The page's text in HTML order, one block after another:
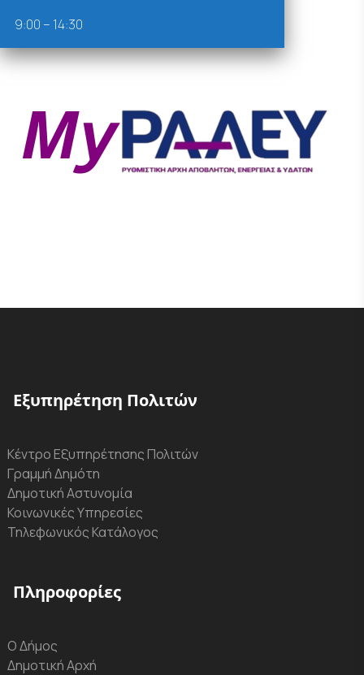
Εξυπηρέτηση Πολιτών
Κέντρο Εξυπηρέτησης Πολιτών
Γραμμή Δημότη
Δημοτική Αστυνομία
Κοινωνικές Υπηρεσίες
Τηλεφωνικός Κατάλογος
Πληροφορίες
Ο Δήμος
Δημοτική Αρχή
9:00 – 14:30